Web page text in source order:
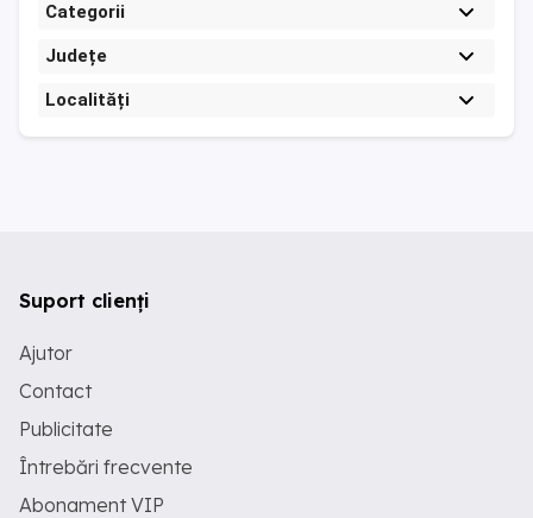
Categorii
Județe
Localități
Suport clienți
Ajutor
Contact
Publicitate
Întrebări frecvente
Abonament VIP